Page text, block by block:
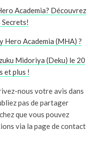
Academia? Découvrez
Secrets!
Hero Academia (MHA) ?
Midoriya (Deku) le 20
et plus !
nous votre avis dans
pas de partager
que vous pouvez
via la page de contact